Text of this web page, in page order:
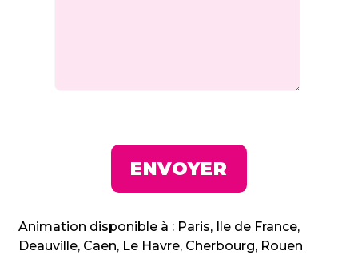
Animation disponible à : Paris, Ile de France,
Deauville, Caen, Le Havre, Cherbourg, Rouen